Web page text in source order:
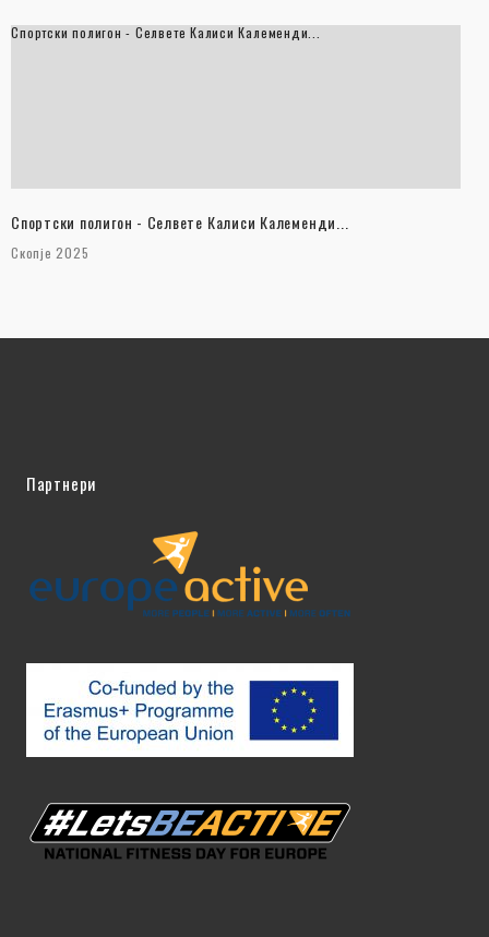
Спортски полигон - Селвете Калиси Калеменди...
Спортски полигон - Селвете Калиси Калеменди...
Скопје 2025
Партнери